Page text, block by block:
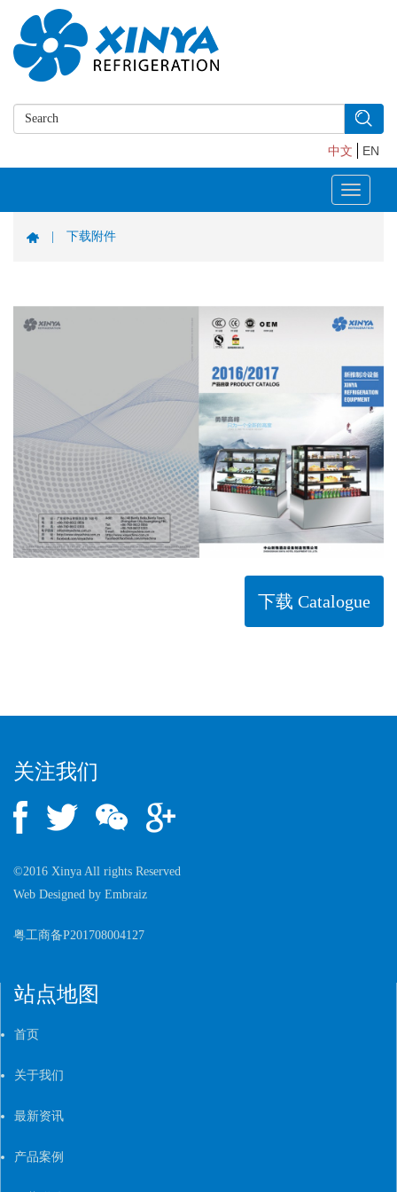
中文 EN
Toggle
下载附件
下载 Catalogue
关注我们
©2016 Xinya All rights Reserved
Web Designed by Embraiz
粤工商备P201708004127
站点地图
首页
关于我们
最新资讯
产品案例